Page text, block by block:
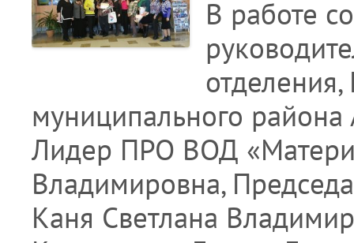
В работе
муниципального района
Лидер ПРО ВОД «Матери
Владимировна,
Каня Светлана